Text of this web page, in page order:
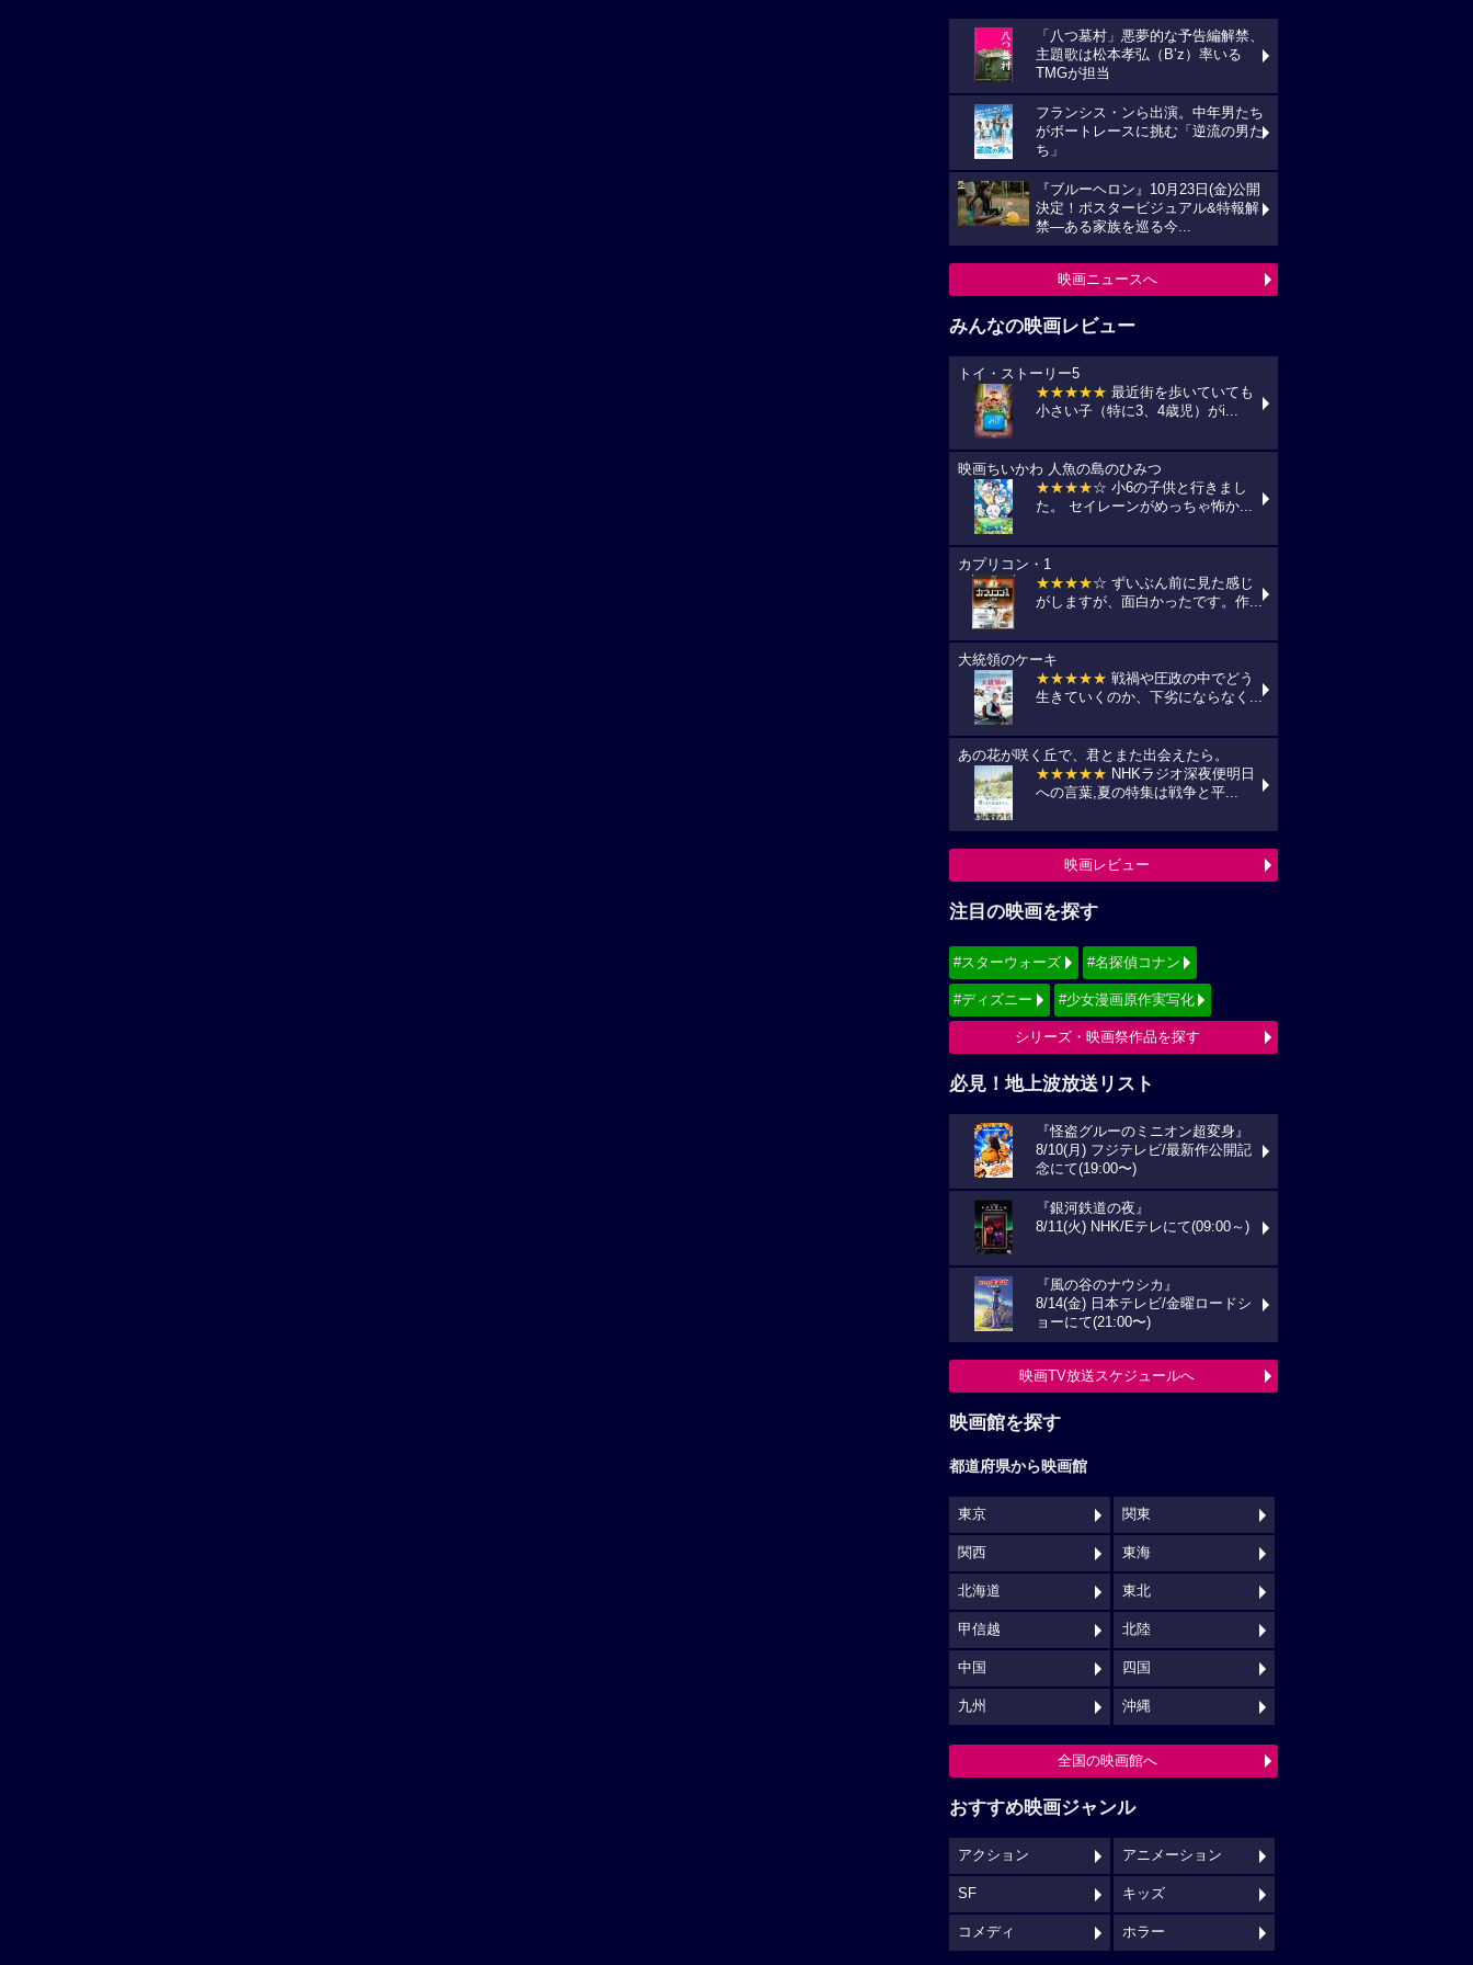
「八つ墓村」悪夢的な予告編解禁、
主題歌は松本孝弘（B’z）率いる
TMGが担当
フランシス・ンら出演。中年男たち
がボートレースに挑む「逆流の男た
ち」
『ブルーヘロン』10月23日(金)公開
決定！ポスタービジュアル&特報解
禁―ある家族を巡る今...
映画ニュースへ
みんなの映画レビュー
トイ・ストーリー5
★★★★★ 最近街を歩いていても
小さい子（特に3、4歳児）がi...
映画ちいかわ 人魚の島のひみつ
★★★★☆ 小6の子供と行きまし
た。 セイレーンがめっちゃ怖か...
カプリコン・1
★★★★☆ ずいぶん前に見た感じ
がしますが、面白かったです。作...
大統領のケーキ
★★★★★ 戦禍や圧政の中でどう
生きていくのか、下劣にならなく...
あの花が咲く丘で、君とまた出会えたら。
★★★★★ NHKラジオ深夜便明日
への言葉,夏の特集は戦争と平...
映画レビュー
注目の映画を探す
#スターウォーズ #名探偵コナン
#ディズニー #少女漫画原作実写化
シリーズ・映画祭作品を探す
必見！地上波放送リスト
『怪盗グルーのミニオン超変身』
8/10(月) フジテレビ/最新作公開記
念にて(19:00〜)
『銀河鉄道の夜』
8/11(火) NHK/Eテレにて(09:00～)
『風の谷のナウシカ』
8/14(金) 日本テレビ/金曜ロードシ
ョーにて(21:00〜)
映画TV放送スケジュールへ
映画館を探す
都道府県から映画館
東京 関東
関西 東海
北海道 東北
甲信越 北陸
中国 四国
九州 沖縄
全国の映画館へ
おすすめ映画ジャンル
アクション アニメーション
SF キッズ
コメディ ホラー